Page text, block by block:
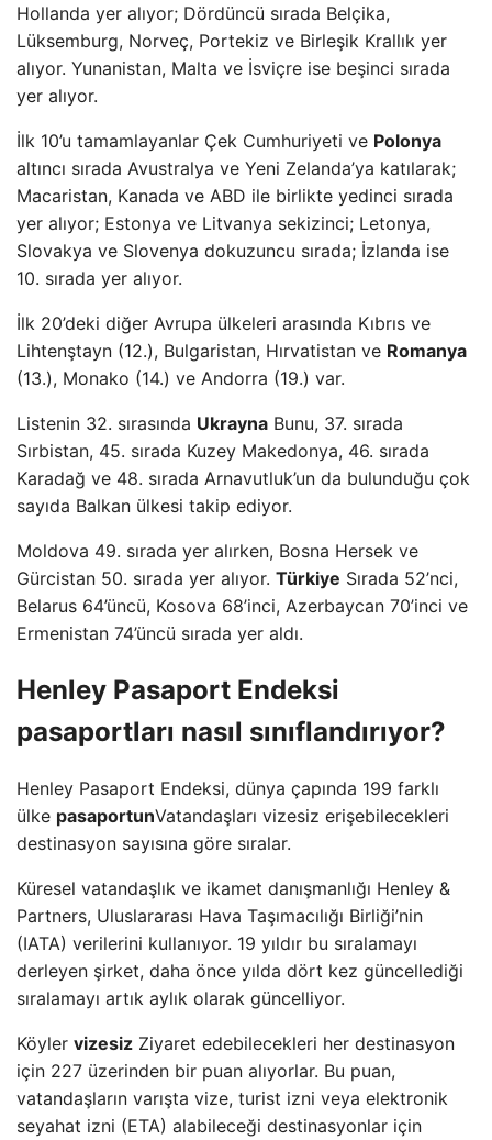
Hollanda yer alıyor; Dördüncü sırada Belçika,
Lüksemburg, Norveç, Portekiz ve Birleşik Krallık yer
alıyor. Yunanistan, Malta ve İsviçre ise beşinci sırada
yer alıyor.
İlk 10’u tamamlayanlar Çek Cumhuriyeti ve Polonya
altıncı sırada Avustralya ve Yeni Zelanda’ya katılarak;
Macaristan, Kanada ve ABD ile birlikte yedinci sırada
yer alıyor; Estonya ve Litvanya sekizinci; Letonya,
Slovakya ve Slovenya dokuzuncu sırada; İzlanda ise
10. sırada yer alıyor.
İlk 20’deki diğer Avrupa ülkeleri arasında Kıbrıs ve
Lihtenştayn (12.), Bulgaristan, Hırvatistan ve Romanya
(13.), Monako (14.) ve Andorra (19.) var.
Listenin 32. sırasında Ukrayna Bunu, 37. sırada
Sırbistan, 45. sırada Kuzey Makedonya, 46. sırada
Karadağ ve 48. sırada Arnavutluk’un da bulunduğu çok
sayıda Balkan ülkesi takip ediyor.
Moldova 49. sırada yer alırken, Bosna Hersek ve
Gürcistan 50. sırada yer alıyor. Türkiye Sırada 52’nci,
Belarus 64’üncü, Kosova 68’inci, Azerbaycan 70’inci ve
Ermenistan 74’üncü sırada yer aldı.
Henley Pasaport Endeksi
pasaportları nasıl sınıflandırıyor?
Henley Pasaport Endeksi, dünya çapında 199 farklı
ülke pasaportunVatandaşları vizesiz erişebilecekleri
destinasyon sayısına göre sıralar.
Küresel vatandaşlık ve ikamet danışmanlığı Henley &
Partners, Uluslararası Hava Taşımacılığı Birliği’nin
(IATA) verilerini kullanıyor. 19 yıldır bu sıralamayı
derleyen şirket, daha önce yılda dört kez güncellediği
sıralamayı artık aylık olarak güncelliyor.
Köyler vizesiz Ziyaret edebilecekleri her destinasyon
için 227 üzerinden bir puan alıyorlar. Bu puan,
vatandaşların varışta vize, turist izni veya elektronik
seyahat izni (ETA) alabileceği destinasyonlar için